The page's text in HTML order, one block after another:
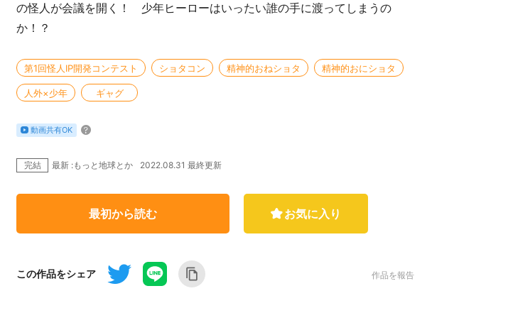
の怪人が会議を開く！ 少年ヒーローはいったい誰の手に渡ってしまうの
か！？
第1回怪人IP開発コンテスト ショタコン 精神的おねショタ 精神的おにショタ
人外×少年 ギャグ
動画共有OK
完結 最新 :もっと地球とか 2022.08.31 最終更新
最初から読む お気に入り
この作品をシェア 作品を報告